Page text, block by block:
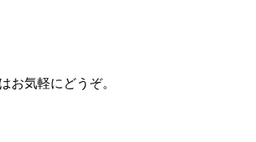
お気軽にどうぞ。